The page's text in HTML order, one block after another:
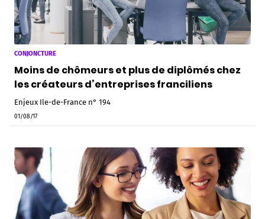
CONJONCTURE
Moins de chômeurs et plus de diplômés chez
les créateurs d’entreprises franciliens
Enjeux Ile-de-France n° 194
01/08/17